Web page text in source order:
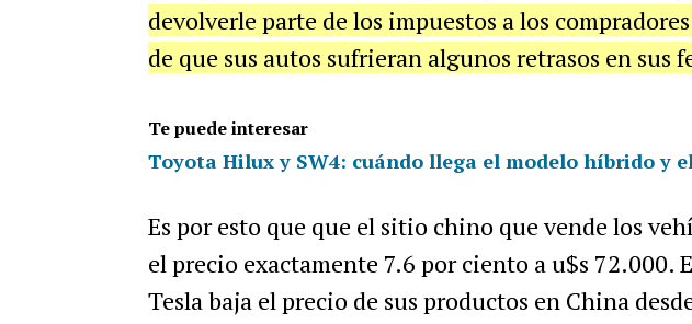
devolverle parte de los impuestos a los
de que sus autos sufrieran algunos retrasos en sus
Te puede interesar
Toyota Hilux y SW4: cuándo llega el modelo híbrido y
Es por esto que que el sitio chino que vende los
el precio exactamente 7.6 por ciento a u$s 72.000.
Tesla baja el precio de sus productos en China